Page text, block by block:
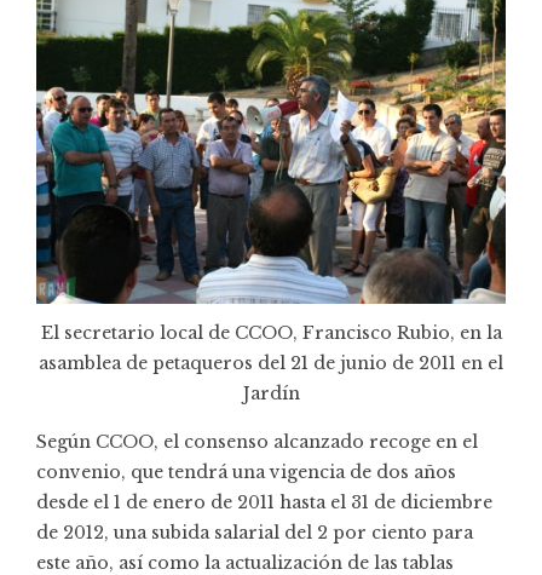
El secretario local de CCOO, Francisco Rubio, en la
asamblea de petaqueros del 21 de junio de 2011 en el
Jardín
Según CCOO, el consenso alcanzado recoge en el
convenio, que tendrá una vigencia de dos años
desde el 1 de enero de 2011 hasta el 31 de diciembre
de 2012, una subida salarial del 2 por ciento para
este año, así como la actualización de las tablas